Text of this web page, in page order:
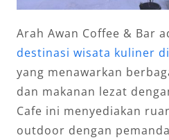
Arah Awan Coffee & Bar
destinasi wisata kuliner
yang menawarkan
dan makanan lezat
Cafe ini menyediakan
outdoor dengan